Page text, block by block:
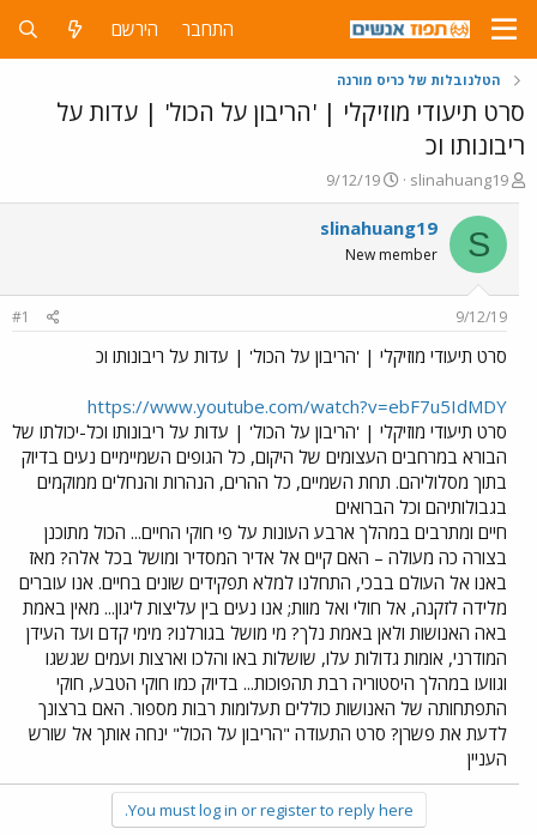
התחבר הירשם
הטלנובלות של כריס מורנה
סרט תיעודי מוזיקלי | 'הריבון על הכול' | עדות על
ריבונותו וכ
פ
ו
ת
ח
ה
ו
ש
א
slinahuang19
פ
ו
ר
ם
ר
9/12/19
S
slinahuang19
New member
9/12/19
#1
סרט תיעודי מוזיקלי | 'הריבון על הכול' | עדות על ריבונותו וכ
https://www.youtube.com/watch?v=ebF7u5IdMDY
סרט תיעודי מוזיקלי | 'הריבון על הכול' | עדות על ריבונותו וכל-יכולתו של
הבורא במרחבים העצומים של היקום, כל הגופים השמיימיים נעים בדיוק
בתוך מסלוליהם. תחת השמיים, כל ההרים, הנהרות והנחלים ממוקמים
בגבולותיהם וכל הברואים
חיים ומתרבים במהלך ארבע העונות על פי חוקי החיים... הכול מתוכנן
בצורה כה מעולה – האם קיים אל אדיר המסדיר ומושל בכל אלה? מאז
באנו אל העולם בבכי, התחלנו למלא תפקידים שונים בחיים. אנו עוברים
מלידה לזקנה, אל חולי ואל מוות; אנו נעים בין עליצות ליגון... מאין באמת
באה האנושות ולאן באמת נלך? מי מושל בגורלנו? מימי קדם ועד העידן
המודרני, אומות גדולות עלו, שושלות באו והלכו וארצות ועמים שגשגו
וגוועו במהלך היסטוריה רבת תהפוכות... בדיוק כמו חוקי הטבע, חוקי
התפתחותה של האנושות כוללים תעלומות רבות מספור. האם ברצונך
לדעת את פשרן? סרט התעודה "הריבון על הכול" ינחה אותך אל שורש
העניין
You must log in or register to reply here.